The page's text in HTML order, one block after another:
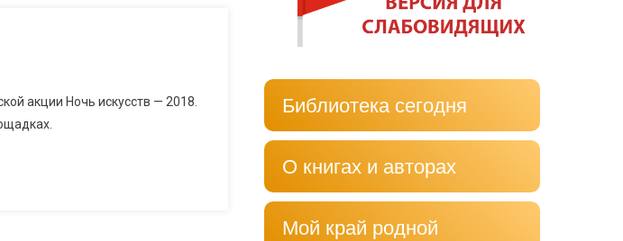
акции Ночь искусств — 2018.
Библиотека сегодня
О книгах и авторах
Мой край родной